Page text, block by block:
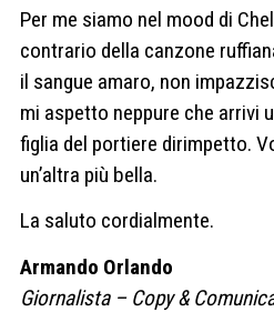
Per me siamo nel mood di
contrario della canzone
il sangue amaro, non
mi aspetto neppure che arrivi
figlia del portiere dirimpetto.
un’altra più bella.
La saluto cordialmente.
Armando Orlando
Giornalista – Copy &